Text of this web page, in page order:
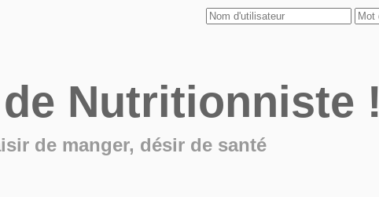
Nutritionniste !
de manger, désir de santé